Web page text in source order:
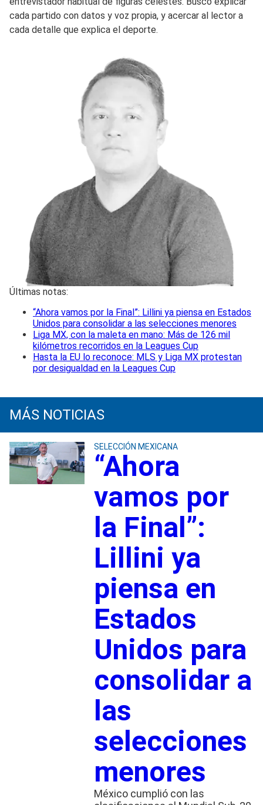
cada partido con datos y voz propia, y acercar al lector a
cada detalle que explica el deporte.
Últimas notas:
“Ahora vamos por la Final”: Lillini ya piensa en Estados
Unidos para consolidar a las selecciones menores
Liga MX, con la maleta en mano: Más de 126 mil
kilómetros recorridos en la Leagues Cup
Hasta la EU lo reconoce: MLS y Liga MX protestan
por desigualdad en la Leagues Cup
MÁS NOTICIAS
SELECCIÓN MEXICANA
“Ahora
vamos por
la Final”:
Lillini ya
piensa en
Estados
Unidos para
consolidar a
las
selecciones
menores
México cumplió con las